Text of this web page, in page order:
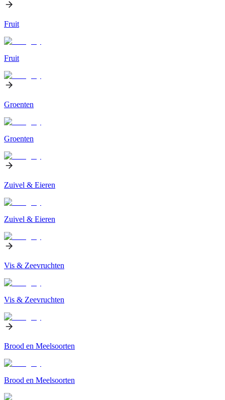
Fruit
Fruit
Groenten
Groenten
Zuivel & Eieren
Zuivel & Eieren
Vis & Zeevruchten
Vis & Zeevruchten
Brood en Meelsoorten
Brood en Meelsoorten